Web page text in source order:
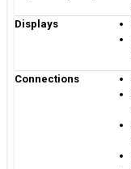
Displays
Connections